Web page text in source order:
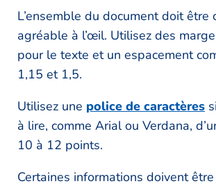
L’ensemble du document doit être
agréable à l’œil. Utilisez des
pour le texte et un espacement
1,15 et 1,5.
Utilisez une police de caractères
à lire, comme Arial ou Verdana,
10 à 12 points.
Certaines informations doivent